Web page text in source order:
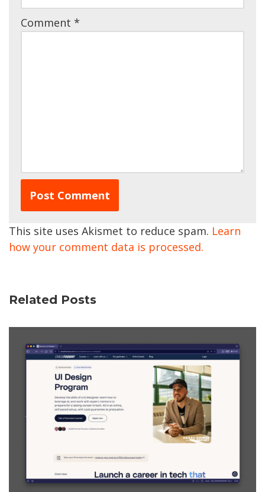
Comment *
This site uses Akismet to reduce spam. Learn
how your comment data is processed.
Related Posts